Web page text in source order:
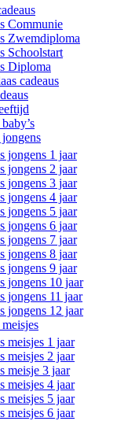
Communie
Zwemdiploma
Schoolstart
Diploma
cadeaus
jongens 1 jaar
jongens 2 jaar
jongens 3 jaar
jongens 4 jaar
jongens 5 jaar
jongens 6 jaar
jongens 7 jaar
jongens 8 jaar
jongens 9 jaar
jongens 10 jaar
jongens 11 jaar
jongens 12 jaar
meisjes 1 jaar
meisjes 2 jaar
meisje 3 jaar
meisjes 4 jaar
meisjes 5 jaar
meisjes 6 jaar